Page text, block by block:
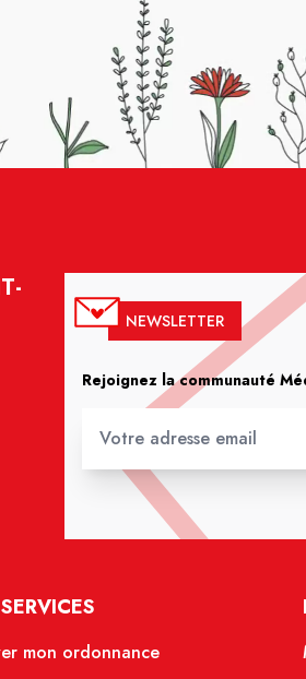
NEWSLETTER
Rejoignez la communauté
mon ordonnance